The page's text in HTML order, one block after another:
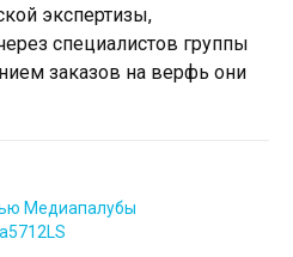
экспертизы,
специалистов группы
заказов на верфь они
Медиапалубы